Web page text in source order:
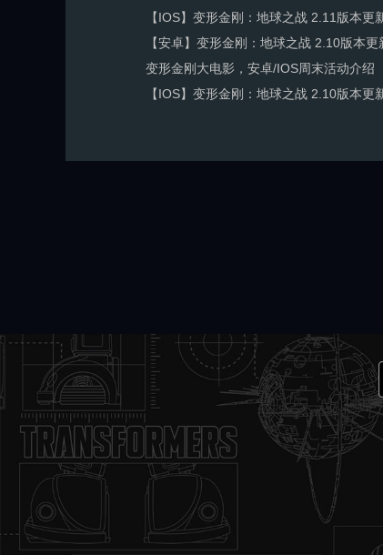
【IOS】变形金刚：地球之战 2.11版本更
【安卓】变形金刚：地球之战 2.10版本更
变形金刚大电影，安卓/IOS周末活动介绍
【IOS】变形金刚：地球之战 2.10版本更